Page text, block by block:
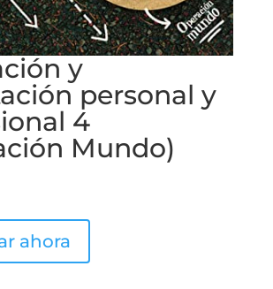
y
personal y
4
Mundo)
ahora